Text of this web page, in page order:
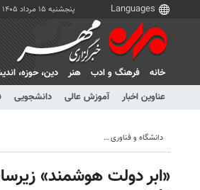
پنجشنبه ۱۵ مرداد ۱۴۰۵
خانه فرهنگ و ادب هنر دين، حوزه،
عناوین اخبار
آموزش عالی دانشجویی
دانشگاه و فناوری
«ابر دولت هوشمند»